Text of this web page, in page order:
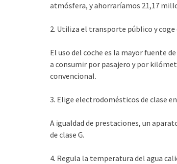
atmósfera, y ahorraríamos 21,17
2. Utiliza el transporte público y
El uso del coche es la mayor fuente
a consumir por pasajero y por
convencional.
3. Elige electrodomésticos de clase
A igualdad de prestaciones, un
de clase G.
4. Regula la temperatura del agua